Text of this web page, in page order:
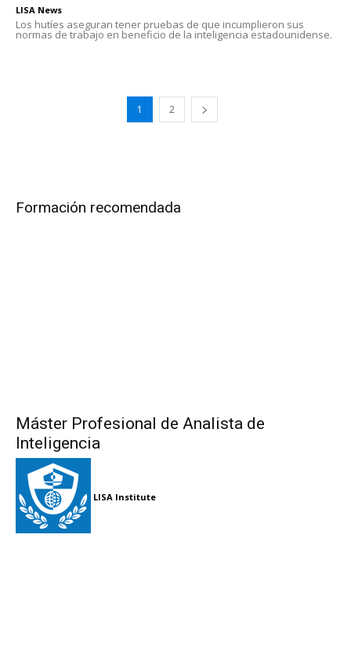
LISA News
Los hutíes aseguran tener pruebas de que incumplieron sus
normas de trabajo en beneficio de la inteligencia estadounidense.
1 2
Formación recomendada
Máster Profesional de Analista de
Inteligencia
LISA Institute